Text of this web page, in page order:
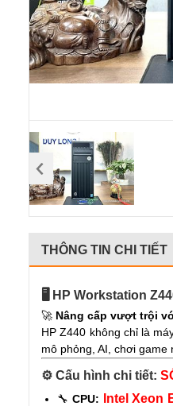
THÔNG TIN CHI TIẾT
🖥️ HP Workstation
🚀 Nâng cấp vượt trội
HP Z440 không chỉ là
mô phỏng, AI, chơi game
⚙️ Cấu hình chi tiết:
🔧CPU: Intel Xeon